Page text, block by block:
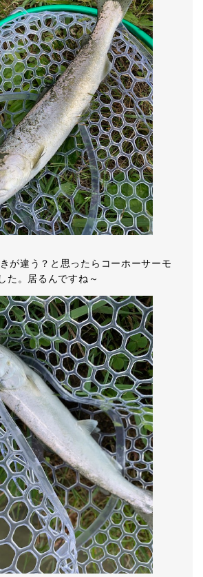
が違う？と思ったらコーホーサーモ
た。居るんですね～